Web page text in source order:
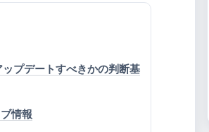
プデートすべきかの判断基
情報